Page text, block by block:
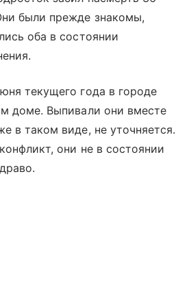
были прежде знакомы,
оба в состоянии
текущего года в городе
доме. Выпивали они вместе
в таком виде, не уточняется.
они не в состоянии